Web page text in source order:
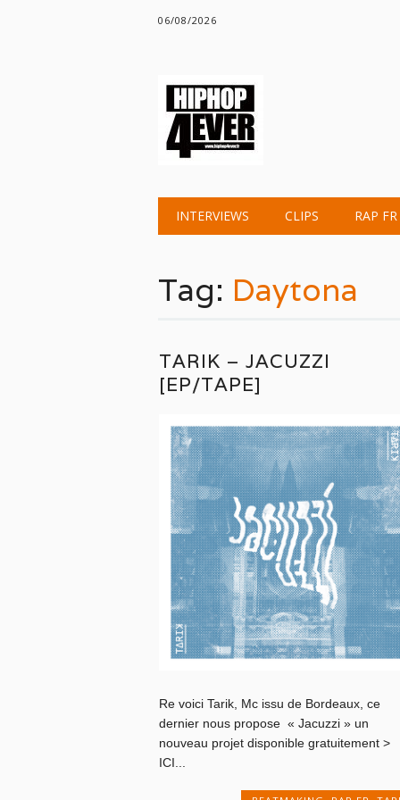
06/08/2026
Main menu
INTERVIEWS CLIPS RAP FR
Tag: Daytona
TARIK – JACUZZI
[EP/TAPE]
Re voici Tarik, Mc issu de Bordeaux, ce
dernier nous propose « Jacuzzi » un
nouveau projet disponible gratuitement >
ICI...